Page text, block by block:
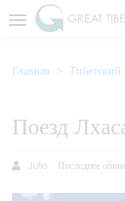
GREAT
Главная Тибетский
Поезд
Julie Последнее